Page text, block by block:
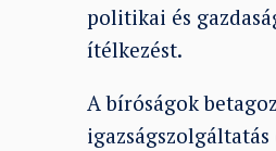
politikai és
ítélkezést.
A bíróságok